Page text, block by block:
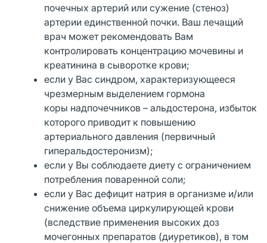
почечных артерий или сужение (стеноз)
артерии единственной почки. Ваш лечащий
врач может рекомендовать Вам
контролировать концентрацию мочевины и
креатинина в сыворотке крови;
если у Вас синдром, характеризующееся
чрезмерным выделением гормона
коры надпочечников – альдостерона, избыток
которого приводит к повышению
артериального давления (первичный
гиперальдостеронизм);
если у Вы соблюдаете диету с ограничением
потребления поваренной соли;
если у Вас дефицит натрия в организме и/или
снижение объема циркулирующей крови
(вследствие применения высоких доз
мочегонных препаратов (диуретиков), в том